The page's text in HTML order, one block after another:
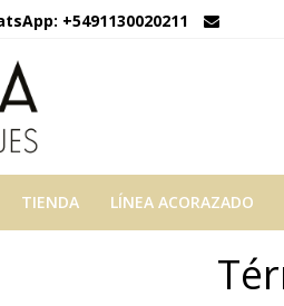
+5491130020211
TIENDA LÍNEA ACORAZADO